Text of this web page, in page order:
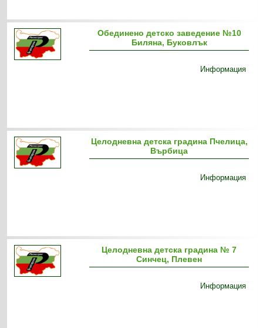
Обединено детско заведение №10
Биляна, Буковлък
Информация
Целодневна детска градина Пчелица,
Върбица
Информация
Целодневна детска градина № 7
Синчец, Плевен
Информация